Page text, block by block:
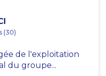
(30)
de l'exploitation
du groupe...